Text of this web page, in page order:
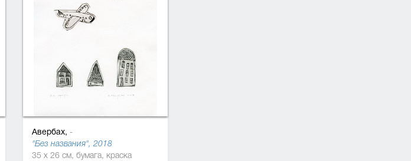
Авербах, -
"Без названия", 2018
35 x 26 см, бумага, краска